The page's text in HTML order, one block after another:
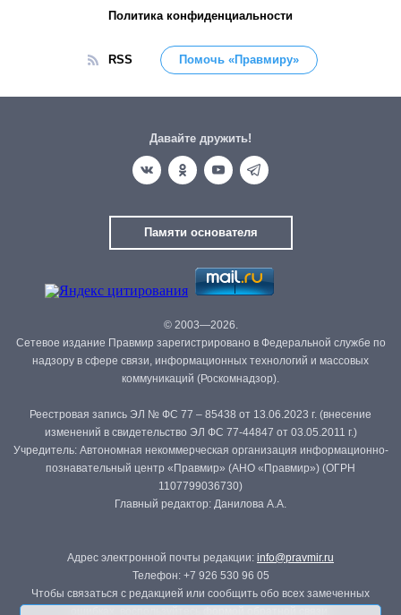
Политика конфиденциальности
RSS Помочь «Правмиру»
Давайте дружить!
Памяти основателя
© 2003—2026.
Сетевое издание Правмир зарегистрировано в Федеральной службе по
надзору в сфере связи, информационных технологий и массовых
коммуникаций (Роскомнадзор).
Реестровая запись ЭЛ № ФС 77 – 85438 от 13.06.2023 г. (внесение
изменений в свидетельство ЭЛ ФС 77-44847 от 03.05.2011 г.)
Учредитель: Автономная некоммерческая организация информационно-
познавательный центр «Правмир» (АНО «Правмир») (ОГРН
1107799036730)
Главный редактор: Данилова А.А.
Адрес электронной почты редакции: info@pravmir.ru
Телефон: +7 926 530 96 05
Чтобы связаться с редакцией или сообщить обо всех замеченных